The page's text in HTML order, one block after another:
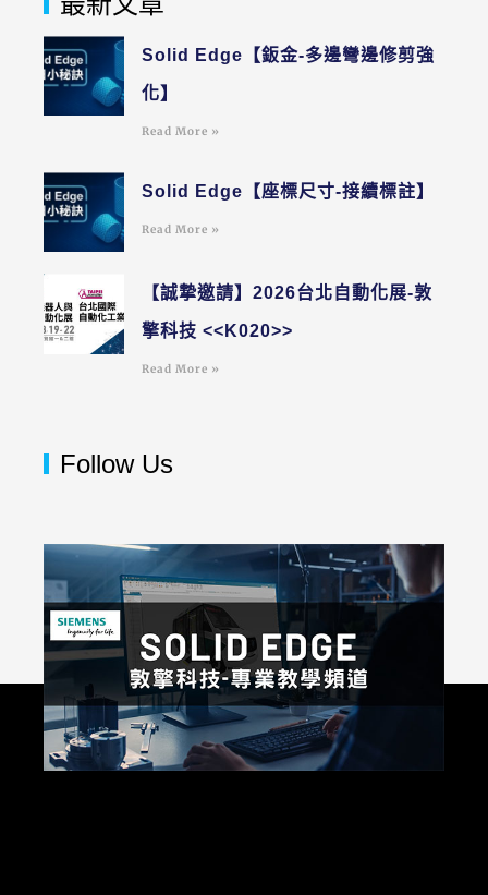
Solid Edge【鈑金-多邊彎邊修剪強
化】
Read More »
Solid Edge【座標尺寸-接續標註】
Read More »
【誠摯邀請】2026台北自動化展-敦
擎科技 <<K020>>
Read More »
Follow Us